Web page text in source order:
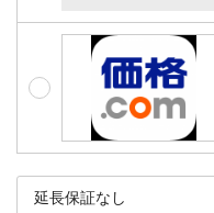
銀行振込（先振り）
☆☆銀行振込の方へ☆☆
下記の銀行口座へお支払下さい。原
------------------------------------------------
りそな銀行 広島支店
普通 0093543